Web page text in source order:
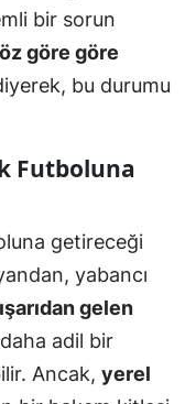
bir sorun
göre göre
bu durumu
Futboluna
getireceği
yabancı
gelen
adil bir
Ancak, yerel